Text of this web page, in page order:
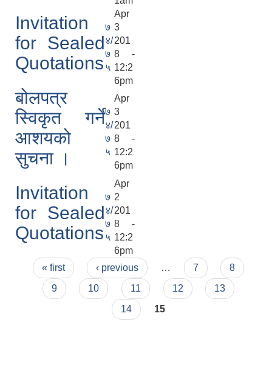
Invitation
for Sealed
Quotations
७
४/
७
५
Apr
3
201
8 -
12:2
6pm
बोलपत्र
स्विकृत गर्ने
आशयको
सुचना ।
७
४/
७
५
Apr
3
201
8 -
12:2
6pm
Invitation
for Sealed
Quotations
७
४/
७
५
Apr
2
201
8 -
12:2
6pm
Pages
« first ‹ previous … 7
8
9
10 11 12
13
14
15